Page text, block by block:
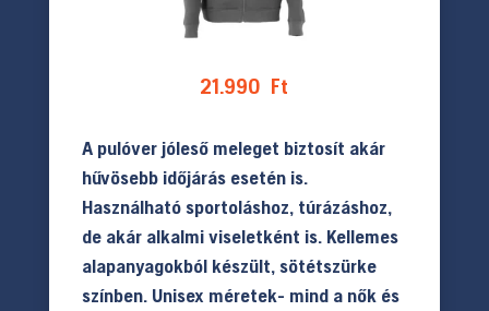
21.990 Ft
A pulóver jóleső meleget biztosít akár
hűvösebb időjárás esetén is.
Használható sportoláshoz, túrázáshoz,
de akár alkalmi viseletként is. Kellemes
alapanyagokból készült, sötétszürke
színben. Unisex méretek- mind a nők és